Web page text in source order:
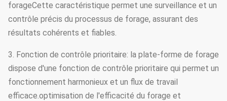
forageCette caractéristique permet une surveillance et un
contrôle précis du processus de forage, assurant des
résultats cohérents et fiables.
3. Fonction de contrôle prioritaire: la plate-forme de forage
dispose d'une fonction de contrôle prioritaire qui permet un
fonctionnement harmonieux et un flux de travail
efficace.optimisation de l'efficacité du forage et